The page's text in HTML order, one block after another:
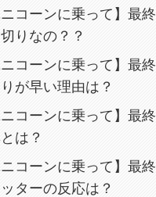
ニコーンに乗って】最
りなの？？
ニコーンに乗って】最
が早い理由は？
ニコーンに乗って】最
は？
ニコーンに乗って】最
ターの反応は？